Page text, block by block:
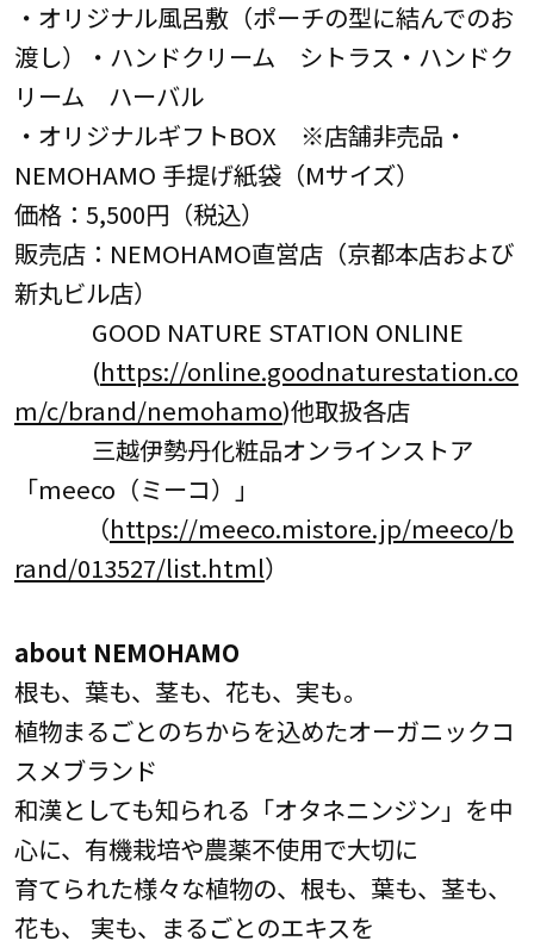
・オリジナル風呂敷（ポーチの型に結んでのお
渡し）・ハンドクリーム シトラス・ハンドク
リーム ハーバル
・オリジナルギフトBOX ※店舗非売品・
NEMOHAMO 手提げ紙袋（Mサイズ）
価格：5,500円（税込）
販売店：NEMOHAMO直営店（京都本店および
新丸ビル店）
GOOD NATURE STATION ONLINE
(https://online.goodnaturestation.co
m/c/brand/nemohamo)他取扱各店
三越伊勢丹化粧品オンラインストア
「meeco（ミーコ）」
（https://meeco.mistore.jp/meeco/b
rand/013527/list.html）
about NEMOHAMO
根も、葉も、茎も、花も、実も。
植物まるごとのちからを込めたオーガニックコ
スメブランド
和漢としても知られる「オタネニンジン」を中
心に、有機栽培や農薬不使用で大切に
育てられた様々な植物の、根も、葉も、茎も、
花も、 実も、まるごとのエキスを